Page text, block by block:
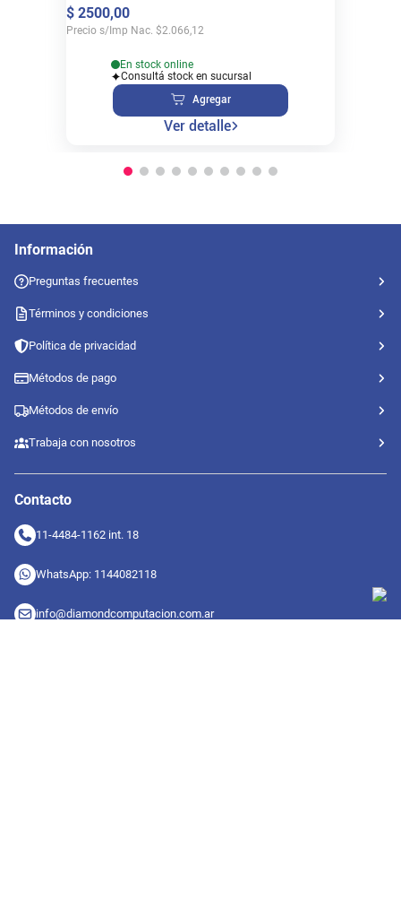
$ 2500,00
Precio s/Imp Nac. $2.066,12
En stock online
Consultá stock en sucursal
Agregar
Ver detalle
Información
Preguntas frecuentes
Términos y condiciones
Política de privacidad
Métodos de pago
Métodos de envío
Trabaja con nosotros
Contacto
11-4484-1162 int. 18
WhatsApp: 1144082118
info@diamondcomputacion.com.ar